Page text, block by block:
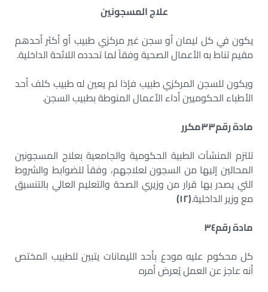
علاج المسجونين
يكون في كل ليمان أو سجن غير مركزي طبيب أو أكثر أحدهم
مقيم تناط به الأعمال الصحية وفقاً لما تحدده اللائحة الداخلية.
ويكون للسجن المركزي طبيب فإذا لم يعين له طبيب كلف أحد
الأطباء الحكوميين أداء الأعمال المنوطة بطبيب السجن.
مادة رقم٣٣مكرر
تلتزم المنشآت الطبية الحكومية والجامعية بعلاج المسجونين
المحالين إليها من السجون لعلاجهم، وفقاً للضوابط والشروط
التي يصدر بها قرار من وزيري الصحة والتعليم العالي بالتنسيق
مع وزير الداخلية.(١٢)
مادة رقم٣٤
كل محكوم عليه مودع بأحد الليمانات يتبين للطبيب المختص
أنه عاجز عن العمل يُعرض أمره